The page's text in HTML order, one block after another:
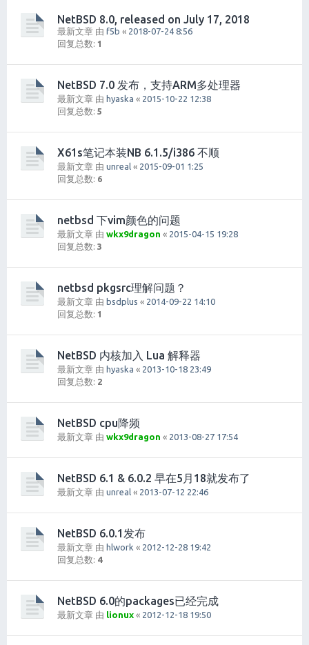
NetBSD 8.0, released on July 17, 2018
最新文章 由 f5b « 2018-07-24 8:56
回复总数: 1
NetBSD 7.0 发布，支持ARM多处理器
最新文章 由 hyaska « 2015-10-22 12:38
回复总数: 5
X61s笔记本装NB 6.1.5/i386 不顺
最新文章 由 unreal « 2015-09-01 1:25
回复总数: 6
netbsd 下vim颜色的问题
最新文章 由 wkx9dragon « 2015-04-15 19:28
回复总数: 3
netbsd pkgsrc理解问题？
最新文章 由 bsdplus « 2014-09-22 14:10
回复总数: 1
NetBSD 内核加入 Lua 解释器
最新文章 由 hyaska « 2013-10-18 23:49
回复总数: 2
NetBSD cpu降频
最新文章 由 wkx9dragon « 2013-08-27 17:54
NetBSD 6.1 & 6.0.2 早在5月18就发布了
最新文章 由 unreal « 2013-07-12 22:46
NetBSD 6.0.1发布
最新文章 由 hlwork « 2012-12-28 19:42
回复总数: 4
NetBSD 6.0的packages已经完成
最新文章 由 lionux « 2012-12-18 19:50